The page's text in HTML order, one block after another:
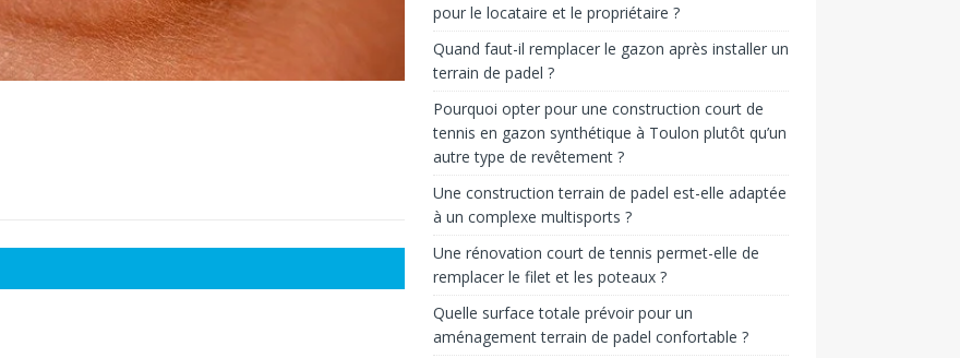
pour le locataire et le propriétaire ?
Quand faut-il remplacer le gazon après installer un
terrain de padel ?
Pourquoi opter pour une construction court de
tennis en gazon synthétique à Toulon plutôt qu’un
autre type de revêtement ?
Une construction terrain de padel est-elle adaptée
à un complexe multisports ?
Une rénovation court de tennis permet-elle de
remplacer le filet et les poteaux ?
Quelle surface totale prévoir pour un
aménagement terrain de padel confortable ?